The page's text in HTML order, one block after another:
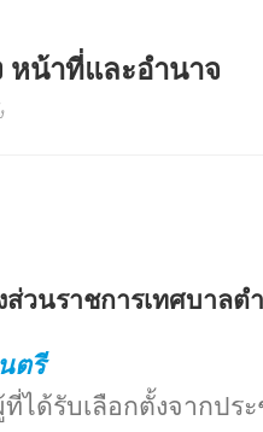
หน้าที่และอำนาจ
ส่วนราชการเทศบาล
ตรี
บเลือกตั้งจากประช